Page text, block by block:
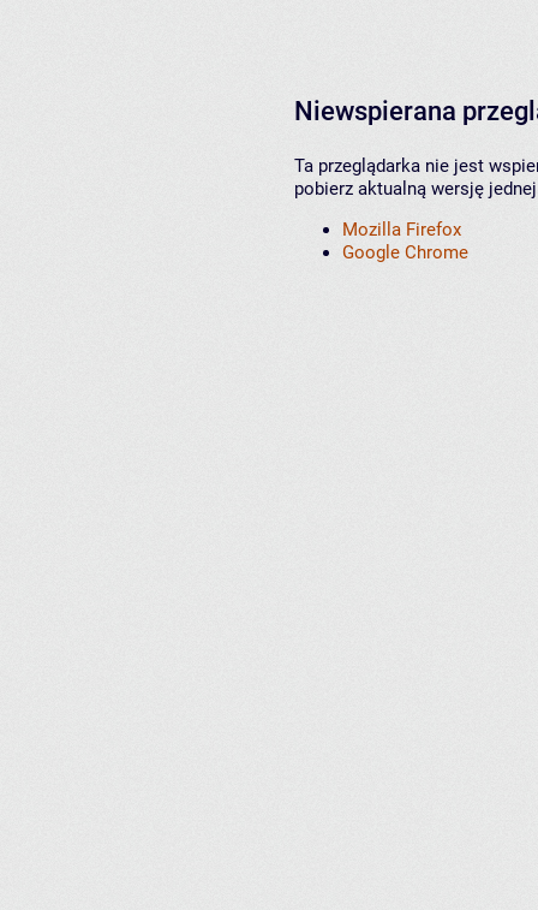
Niewspierana
Ta przeglądarka nie jest
pobierz aktualną wersję
Mozilla Firefox
Google Chrome